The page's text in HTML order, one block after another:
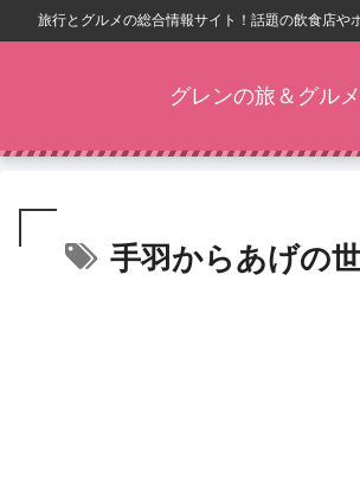
旅行とグルメの総合情報サイト！話題の飲食店や
グレンの旅＆グルメ
手羽からあげの